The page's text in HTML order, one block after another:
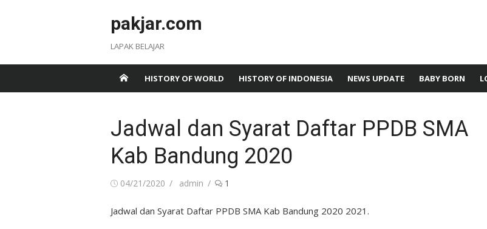
pakjar.com
LAPAK BELAJAR
HISTORY OF WORLD HISTORY OF INDONESIA NEWS UPDATE BABY BORN
Jadwal dan Syarat Daftar PPDB SMA
Kab Bandung 2020
Posted
04/21/2020 Author
admin 1
Jadwal dan Syarat Daftar PPDB SMA Kab Bandung 2020 2021.